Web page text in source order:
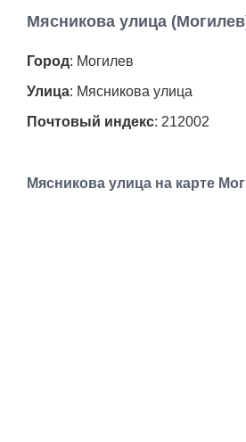
Афиша
Транспорт
Мясникова улица
Город: Могилев
Улица: Мясникова улица
Почтовый индекс: 212002
Мясникова улица на карте